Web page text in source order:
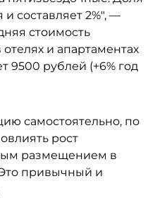
составляет 2%", —
стоимость
и апартаментах
9500 рублей (+6% год
самостоятельно, по
рост
размещением в
Это привычный и